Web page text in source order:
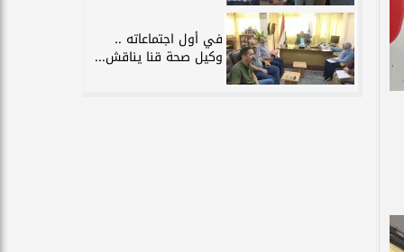
في أول اجتماعاته ..
وكيل صحة قنا يناقش...